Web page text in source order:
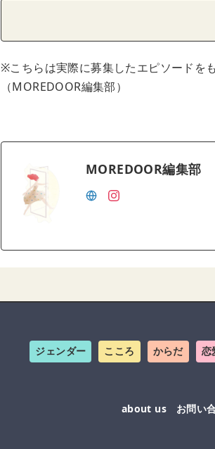
※こちらは実際に募集したエピソードを
（MOREDOOR編集部）
MOREDOOR編集部
ジェンダー こころ からだ 恋
about us お問い